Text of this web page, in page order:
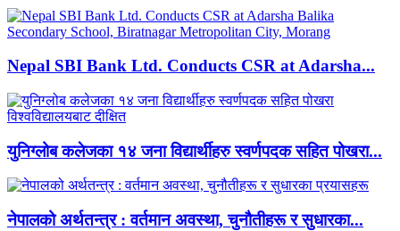
Nepal SBI Bank Ltd. Conducts CSR at Adarsha...
युनिग्लोब कलेजका १४ जना विद्यार्थीहरु स्वर्णपदक सहित पोखरा...
नेपालको अर्थतन्त्र : वर्तमान अवस्था, चुनौतीहरू र सुधारका...